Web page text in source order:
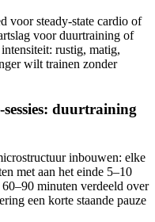
voor steady-state cardio of
voor duurtraining of
rustig, matig,
wilt trainen zonder
duurtraining
inbouwen: elke
met aan het einde 5–10
minuten verdeeld over
een korte staande pauze